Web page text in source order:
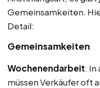
Gemeinsamkeiten.
Detail:
Gemeinsamkeiten
Wochenendarbeit: In
müssen Verkäufer oft